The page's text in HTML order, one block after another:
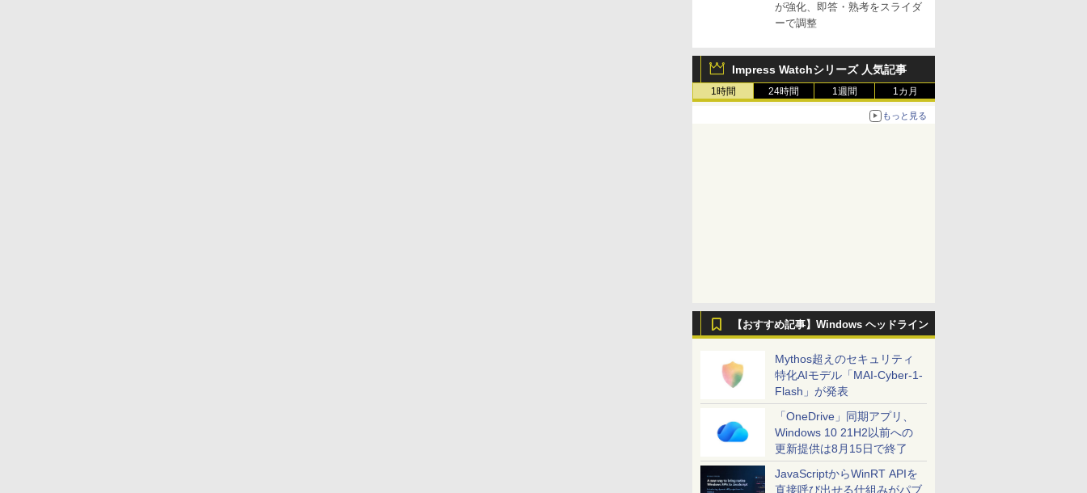
が強化、即答・熟考をスライダ
ーで調整
Impress Watchシリーズ 人気記事
1時間 24時間 1週間 1カ月
もっと見る
【おすすめ記事】Windows ヘッドライン
Mythos超えのセキュリティ
特化AIモデル「MAI-Cyber-1-
Flash」が発表
「OneDrive」同期アプリ、
Windows 10 21H2以前への
更新提供は8月15日で終了
JavaScriptからWinRT APIを
直接呼び出せる仕組みがパブ